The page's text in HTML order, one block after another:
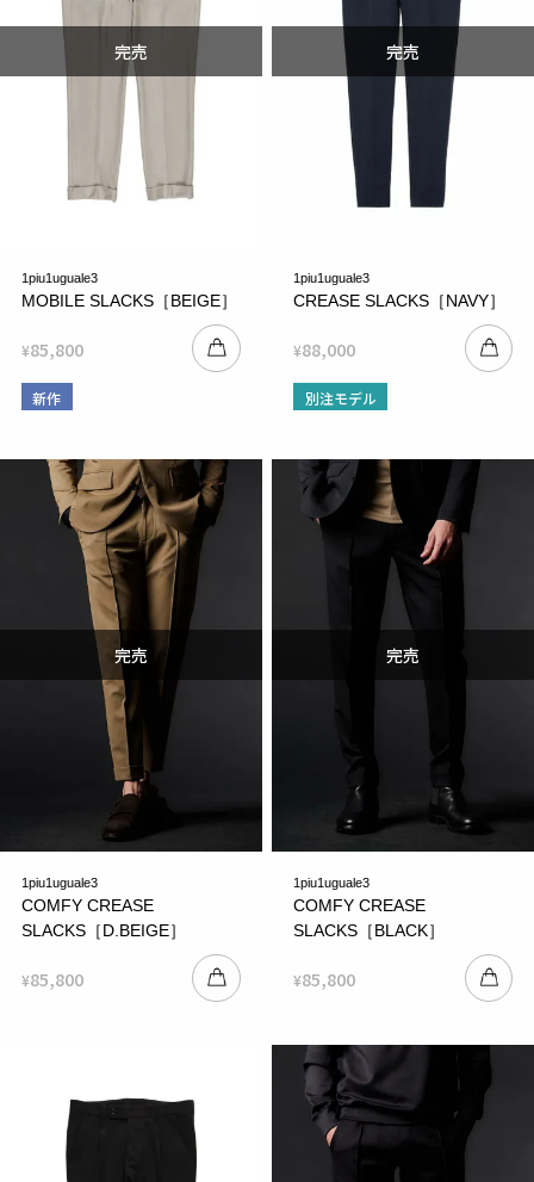
1piu1uguale3
MOBILE SLACKS［BEIGE］
¥85,800
新作
1piu1uguale3
CREASE SLACKS［NAVY］
¥88,000
別注モデル
1piu1uguale3
COMFY CREASE
SLACKS［D.BEIGE］
¥85,800
1piu1uguale3
COMFY CREASE
SLACKS［BLACK］
¥85,800